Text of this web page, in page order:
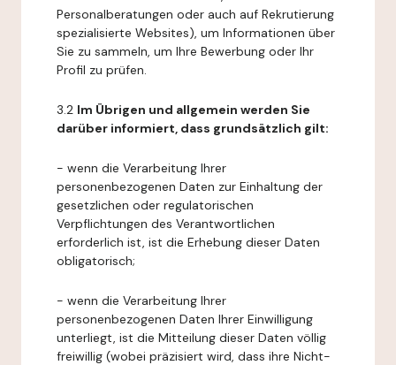
Personalberatungen oder auch auf Rekrutierung
spezialisierte Websites), um Informationen über
Sie zu sammeln, um Ihre Bewerbung oder Ihr
Profil zu prüfen.
3.2 Im Übrigen und allgemein werden Sie
darüber informiert, dass grundsätzlich gilt:
- wenn die Verarbeitung Ihrer
personenbezogenen Daten zur Einhaltung der
gesetzlichen oder regulatorischen
Verpflichtungen des Verantwortlichen
erforderlich ist, ist die Erhebung dieser Daten
obligatorisch;
- wenn die Verarbeitung Ihrer
personenbezogenen Daten Ihrer Einwilligung
unterliegt, ist die Mitteilung dieser Daten völlig
freiwillig (wobei präzisiert wird, dass ihre Nicht-